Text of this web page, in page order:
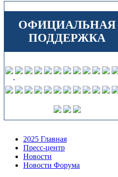
ОФИЦИАЛЬНАЯ
ПОДДЕРЖКА
2025 Главная
Пресс-центр
Новости
Новости Форума